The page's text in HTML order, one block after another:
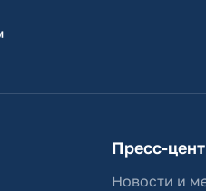
Пресс-
Новости и